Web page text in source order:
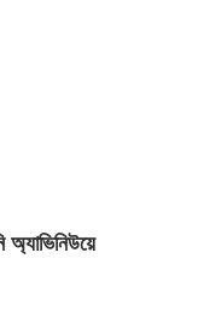
অ্যাভিনিউয়ে